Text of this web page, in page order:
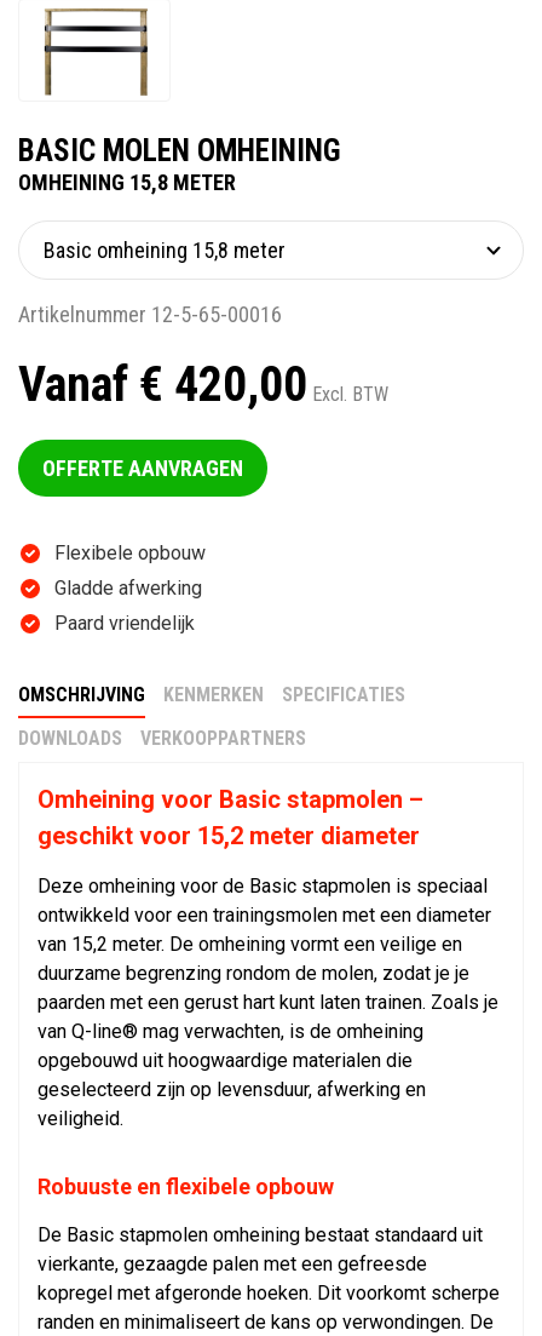
BASIC MOLEN OMHEINING
OMHEINING 15,8 METER
Artikelnummer 12-5-65-00016
Vanaf € 420,00 Excl. BTW
OFFERTE AANVRAGEN
Flexibele opbouw
Gladde afwerking
Paard vriendelijk
OMSCHRIJVING KENMERKEN
SPECIFICATIES
DOWNLOADS
VERKOOPPARTNERS
Omheining voor Basic stapmolen –
geschikt voor 15,2 meter diameter
Deze omheining voor de Basic stapmolen is speciaal
ontwikkeld voor een trainingsmolen met een diameter
van 15,2 meter. De omheining vormt een veilige en
duurzame begrenzing rondom de molen, zodat je je
paarden met een gerust hart kunt laten trainen. Zoals je
van Q-line® mag verwachten, is de omheining
opgebouwd uit hoogwaardige materialen die
geselecteerd zijn op levensduur, afwerking en
veiligheid.
Robuuste en flexibele opbouw
De Basic stapmolen omheining bestaat standaard uit
vierkante, gezaagde palen met een gefreesde
kopregel met afgeronde hoeken. Dit voorkomt scherpe
randen en minimaliseert de kans op verwondingen. De